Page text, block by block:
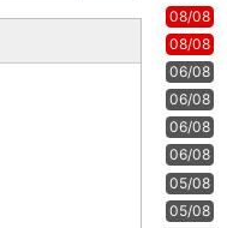
08/08
08/08
06/08
06/08
06/08
06/08
05/08
05/08